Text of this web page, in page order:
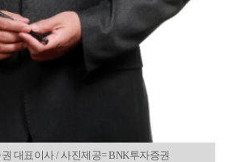
대표이사 / 사진제공= BNK투자증권